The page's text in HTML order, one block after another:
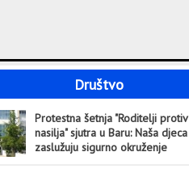
Društvo
Protestna šetnja "Roditelji protiv
nasilja" sjutra u Baru: Naša djeca
zaslužuju sigurno okruženje